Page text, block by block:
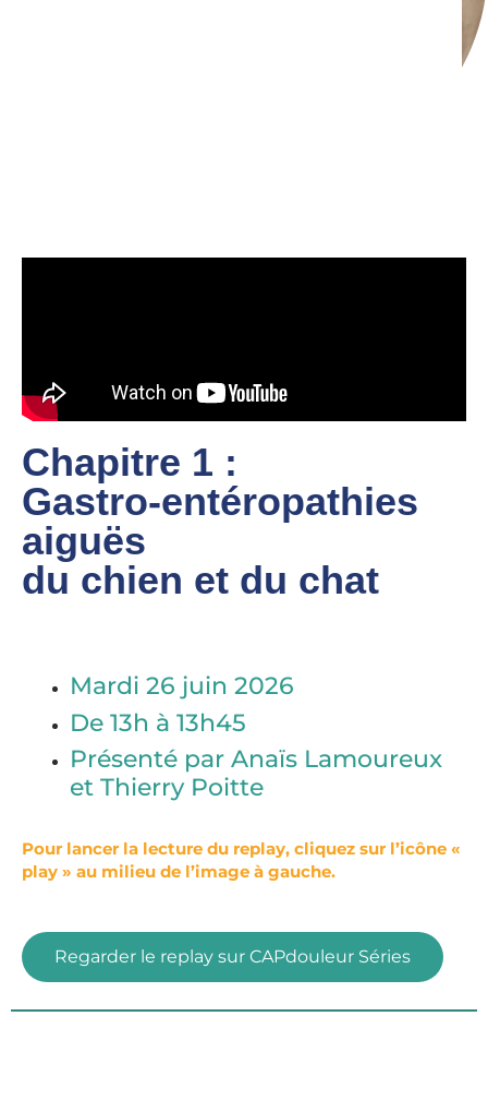
Chapitre 1 :
Gastro-entéropathies
aiguës
du chien et du chat
Mardi 26 juin 2026
De 13h à 13h45
Présenté par Anaïs Lamoureux
et Thierry Poitte
Pour lancer la lecture du replay, cliquez sur l’icône «
play » au milieu de l’image à gauche.
Regarder le replay sur CAPdouleur Séries